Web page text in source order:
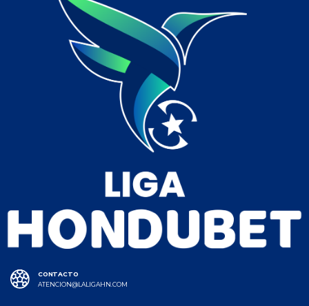
CONTACTO
ATENCION@LALIGAHN.COM